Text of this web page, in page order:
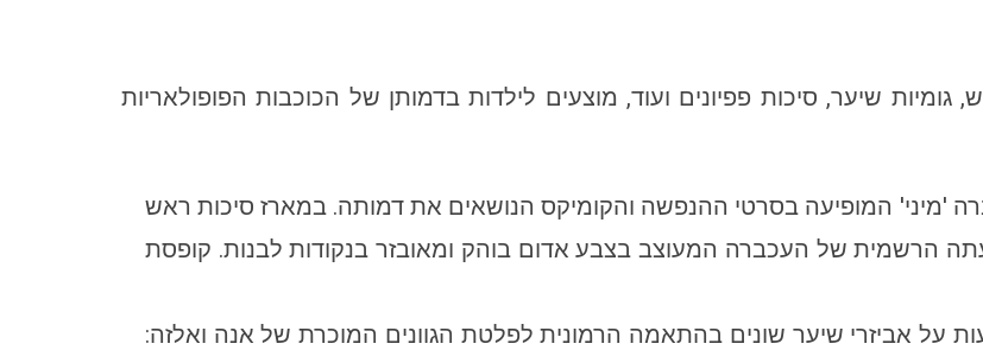
שיער, סיכות פפיונים ועוד, מוצעים לילדות בדמותן של הכוכבות הפופולאריות
המופיעה בסרטי ההנפשה והקומיקס הנושאים את דמותה. במארז סיכות ראש
הרשמית של העכברה המעוצב בצבע אדום בוהק ומאובזר בנקודות לבנות. קופסת
על אביזרי שיער שונים בהתאמה הרמונית לפלטת הגוונים המוכרת של אנה ואלזה: